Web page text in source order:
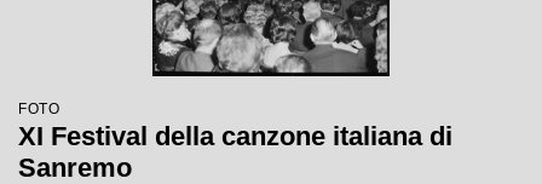
FOTO
XI Festival della canzone italiana di
Sanremo